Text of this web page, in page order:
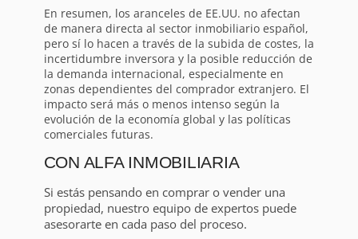
En resumen, los aranceles de EE.UU. no afectan
de manera directa al sector inmobiliario español,
pero sí lo hacen a través de la subida de costes, la
incertidumbre inversora y la posible reducción de
la demanda internacional, especialmente en
zonas dependientes del comprador extranjero. El
impacto será más o menos intenso según la
evolución de la economía global y las políticas
comerciales futuras.
CON ALFA INMOBILIARIA
Si estás pensando en comprar o vender una
propiedad, nuestro equipo de expertos puede
asesorarte en cada paso del proceso.